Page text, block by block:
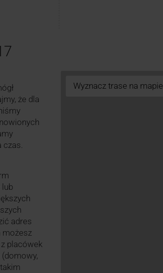
że dla
czas.
lub
adres
możesz
placówek
Wyznacz trase na mapie